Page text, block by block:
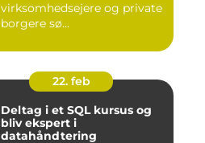
virksomhedsejere og private
borgere sø...
22. feb
Deltag i et SQL kursus og
bliv ekspert i
datahåndtering